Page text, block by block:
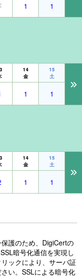
1
1
14
金
15
土
1
1
14
金
15
土
1 1
護のため、DigiCertの
暗号化通信を実現し
ックにより、サーバ証
い。SSLによる暗号化